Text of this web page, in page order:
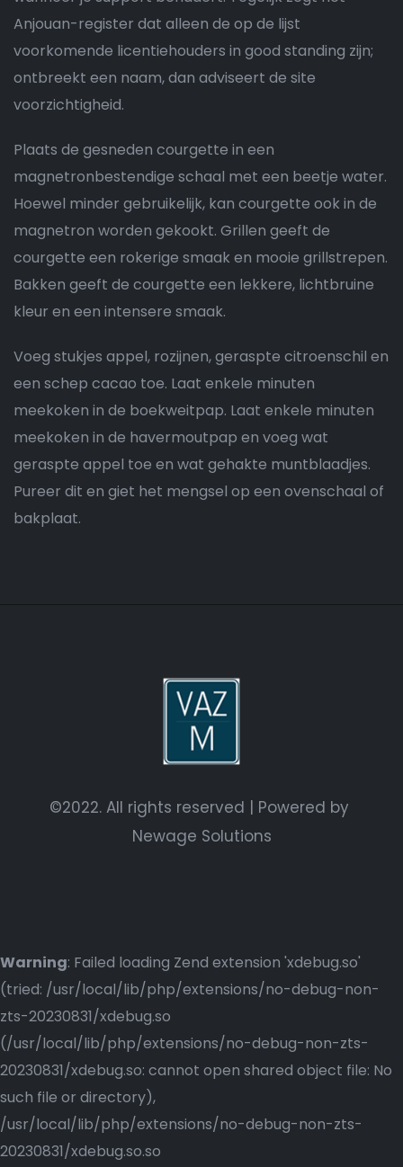
Anjouan-register dat alleen de op de lijst
voorkomende licentiehouders in good standing zijn;
ontbreekt een naam, dan adviseert de site
voorzichtigheid.
Plaats de gesneden courgette in een
magnetronbestendige schaal met een beetje water.
Hoewel minder gebruikelijk, kan courgette ook in de
magnetron worden gekookt. Grillen geeft de
courgette een rokerige smaak en mooie grillstrepen.
Bakken geeft de courgette een lekkere, lichtbruine
kleur en een intensere smaak.
Voeg stukjes appel, rozijnen, geraspte citroenschil en
een schep cacao toe. Laat enkele minuten
meekoken in de boekweitpap. Laat enkele minuten
meekoken in de havermoutpap en voeg wat
geraspte appel toe en wat gehakte muntblaadjes.
Pureer dit en giet het mengsel op een ovenschaal of
bakplaat.
©2022. All rights reserved | Powered by
Newage Solutions
Warning: Failed loading Zend extension 'xdebug.so'
(tried: /usr/local/lib/php/extensions/no-debug-non-
zts-20230831/xdebug.so
(/usr/local/lib/php/extensions/no-debug-non-zts-
20230831/xdebug.so: cannot open shared object file: No
such file or directory),
/usr/local/lib/php/extensions/no-debug-non-zts-
20230831/xdebug.so.so